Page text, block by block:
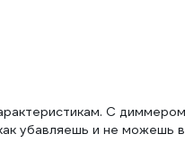
С
убавляешь и не можешь